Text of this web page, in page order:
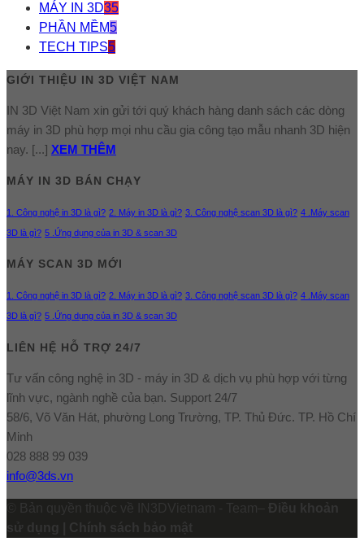
MÁY IN 3D35
PHẦN MỀM5
TECH TIPS5
GIỚI THIỆU IN 3D VIỆT NAM
IN 3D Việt Nam xin gửi tới quý khách hàng danh sách các dòng
máy in 3D phù hợp mọi nhu cầu gia công tạo mẫu nhanh 3D hiện
nay. [...] XEM THÊM
MÁY IN 3D BÁN CHẠY
1. Công nghệ in 3D là gì? 2. Máy in 3D là gì? 3. Công nghệ scan 3D là gì? 4 .Máy scan
3D là gì? 5 .Ứng dụng của in 3D & scan 3D
MÁY SCAN 3D MỚI
1. Công nghệ in 3D là gì? 2. Máy in 3D là gì? 3. Công nghệ scan 3D là gì? 4 .Máy scan
3D là gì? 5 .Ứng dụng của in 3D & scan 3D
LIÊN HỆ HỖ TRỢ 24/7
Tư vấn công nghệ in 3D - máy in 3D & dịch vụ phù hợp với từng
lĩnh vực, ngành nghề của bạn. Support 24/7
58/6, Võ Văn Hát, phường Long Trường, TP. Thủ Đức. TP. Hồ Chí
Minh
028 888 99 039
info@3ds.vn
© Bản quyền thuộc về IN3DVietnam - Team– Điều khoản
sử dụng | Chính sách bảo mật